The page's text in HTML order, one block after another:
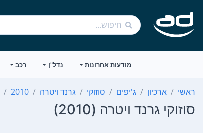
מודעות אחרונות נדל"ן רכב
ראשי ארכיון ג'יפים סוזוקי גרנד ויטרה 2010
סוזוקי גרנד ויטרה (2010)